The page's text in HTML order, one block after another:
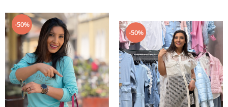
-50%
-50%